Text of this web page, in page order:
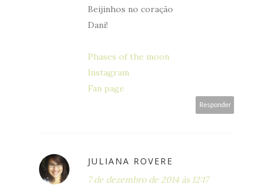
Beijinhos no coração
Dani!
Phases of the moon
Instagram
Fan page
Responder
JULIANA ROVERE
7 de dezembro de 2014 às 12:17